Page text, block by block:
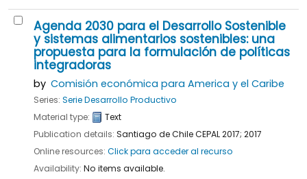
Agenda 2030 para el Desarrollo Sostenible
y sistemas alimentarios sostenibles: una
propuesta para la formulación de políticas
integradoras
by Comisión económica para America y el Caribe
Series: Serie Desarrollo Productivo
Material type:
Text
Publication details: Santiago de ChileCEPAL2017; 2017
Online resources: Click para acceder al recurso
Availability: No items available.